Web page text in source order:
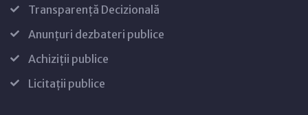
Transparență Decizională
Anunțuri dezbateri publice
Achiziții publice
Licitații publice